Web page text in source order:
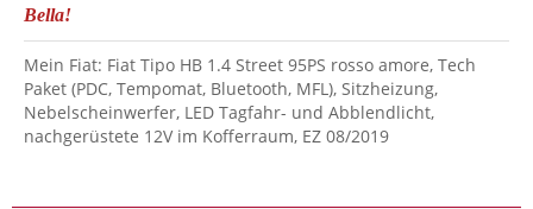
Bella!
Mein Fiat: Fiat Tipo HB 1.4 Street 95PS rosso amore, Tech
Paket (PDC, Tempomat, Bluetooth, MFL), Sitzheizung,
Nebelscheinwerfer, LED Tagfahr- und Abblendlicht,
nachgerüstete 12V im Kofferraum, EZ 08/2019